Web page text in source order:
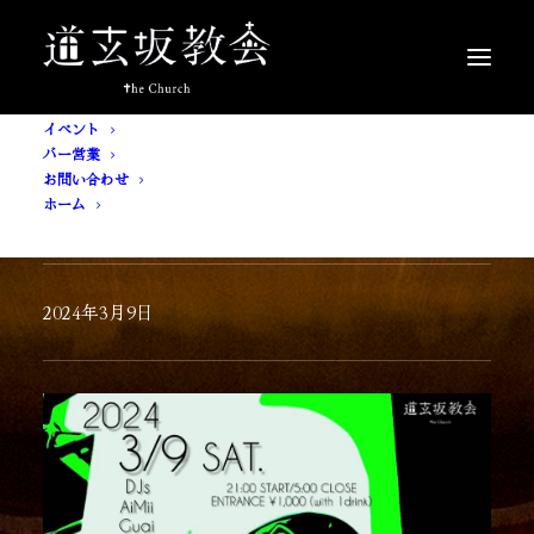
イベント
バー営業
お問い合わせ
ホーム
マンゴー教会
2024年3月9日